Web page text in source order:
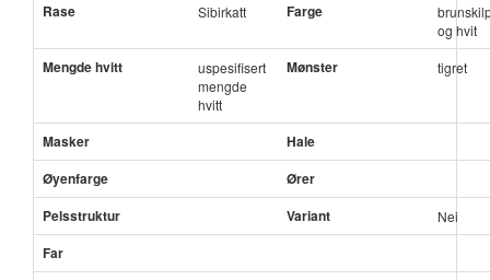
Rase Sibirkatt Farge
og hvit
Mengde hvitt
uspesifisert
mengde
hvitt
Mønster tigret
Masker
Hale
Øyenfarge
Ører
Pelsstruktur
Variant Nei
Far